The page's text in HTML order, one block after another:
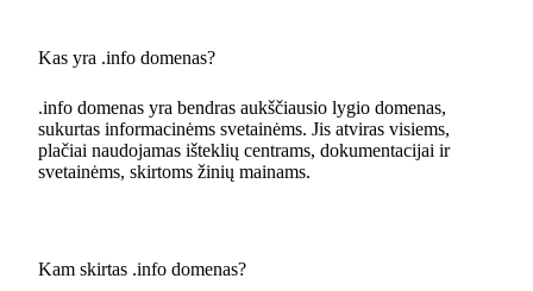
Kas yra .info domenas?
.info domenas yra bendras aukščiausio lygio domenas,
sukurtas informacinėms svetainėms. Jis atviras visiems,
plačiai naudojamas išteklių centrams, dokumentacijai ir
svetainėms, skirtoms žinių mainams.
Kam skirtas .info domenas?